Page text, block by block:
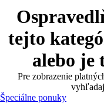
tejto
alebo je
Pre zobrazenie
Špeciálne ponuky